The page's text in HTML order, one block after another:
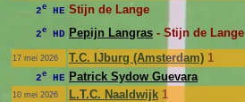
2e HE Stijn de Lange
2e HD Pepijn Langras - Stijn de Lange
17 mei 2026 T.C. IJburg (Amsterdam) 1
2e HE Patrick Sydow Guevara
10 mei 2026 L.T.C. Naaldwijk 1